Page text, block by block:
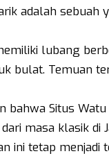
adalah sebuah
lubang
bulat. Temuan
bahwa Situs
masa klasik di
ini tetap menjadi